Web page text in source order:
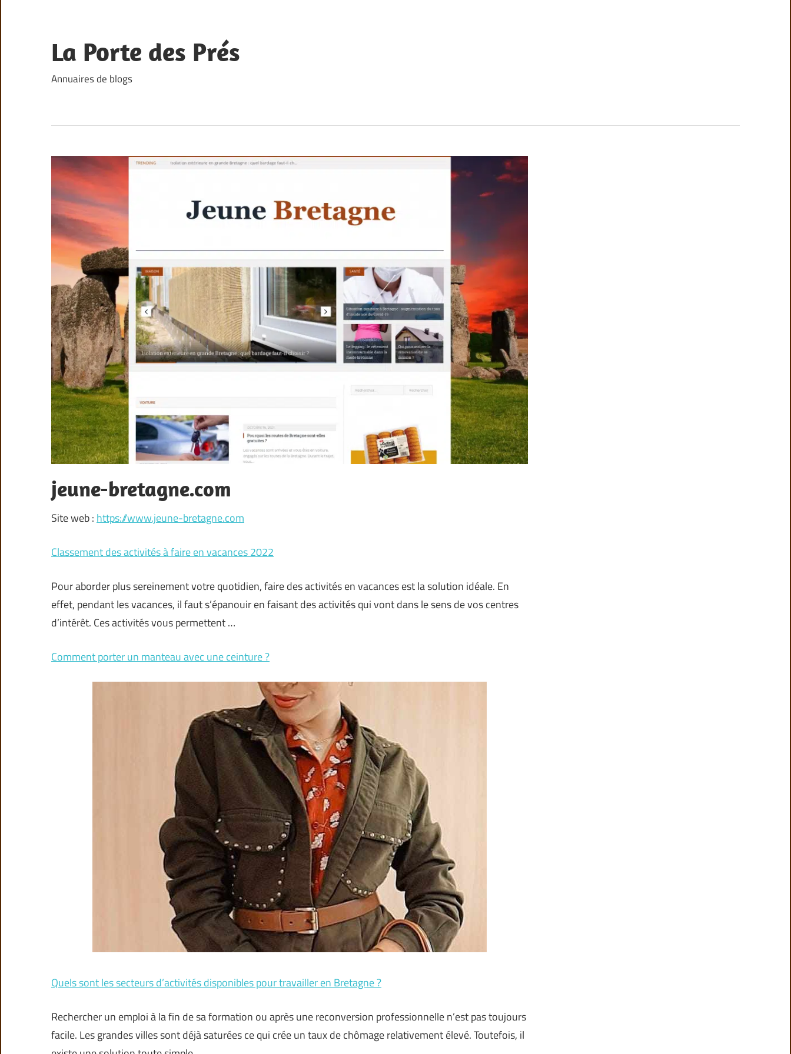
content
La Porte des Prés
Annuaires de blogs
jeune-bretagne.com
Site web : https://www.jeune-bretagne.com
Classement des activités à faire en vacances 2022
Pour aborder plus sereinement votre quotidien, faire des activités en vacances est la solution idéale. En
effet, pendant les vacances, il faut s’épanouir en faisant des activités qui vont dans le sens de vos centres
d’intérêt. Ces activités vous permettent …
Comment porter un manteau avec une ceinture ?
Quels sont les secteurs d’activités disponibles pour travailler en Bretagne ?
Rechercher un emploi à la fin de sa formation ou après une reconversion professionnelle n’est pas toujours
facile. Les grandes villes sont déjà saturées ce qui crée un taux de chômage relativement élevé. Toutefois, il